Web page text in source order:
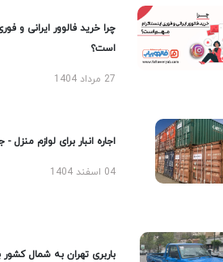
چرا خرید فالوور ایرانی و
است؟
27 مرداد 1404
اجاره انبار برای لوازم منزل -
04 اسفند 1404
باربری تهران به شمال کشور